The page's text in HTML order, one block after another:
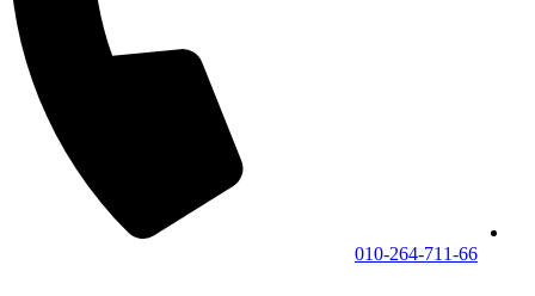
010-264-711-66